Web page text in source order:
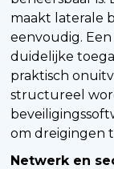
maakt laterale
eenvoudig.
duidelijke
praktisch
structureel
om dreigingen
Netwerk en